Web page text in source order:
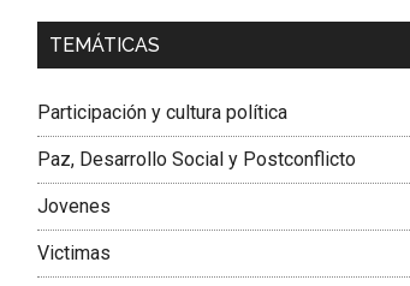
Dra. Carolina Corcho Mejía,
Latinoamericana Sur, Vicepresidenta
TEMÁTICAS
Participación y cultura política
Paz, Desarrollo Social y Postconflicto
Jovenes
Victimas